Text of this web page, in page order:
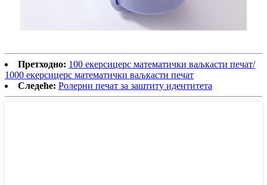
Претходно: 100 екерсицерс математички ваљкасти печат/
1000 екерсицерс математички ваљкасти печат
Следеће: Ролерни печат за заштиту идентитета